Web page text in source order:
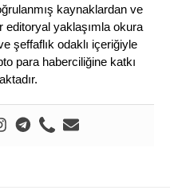
kaynaklardan ve
yaklaşımla okura
şeffaflık odaklı içeriğiyle
para haberciliğine katkı